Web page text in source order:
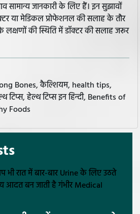
जानकारी के लिए हैं। इन सुझावों
या मेडिकल प्रोफेशनल की सलाह के तौर
लक्षणों की स्थिति में डॉक्टर की सलाह जरूर
Bones, कैल्शियम, health tips,
हेल्थ टिप्स इन हिन्दी, Benefits of
Foods